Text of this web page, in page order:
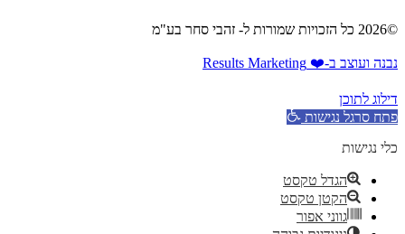
©2026 כל הזכויות שמורות ל- זהבי סחר בע"מ
נבנה ועוצב ב-❤️ Results Marketing
דילוג לתוכן
פתח סרגל נגישות
כלי נגישות
הגדל טקסט
הקטן טקסט
גווני אפור